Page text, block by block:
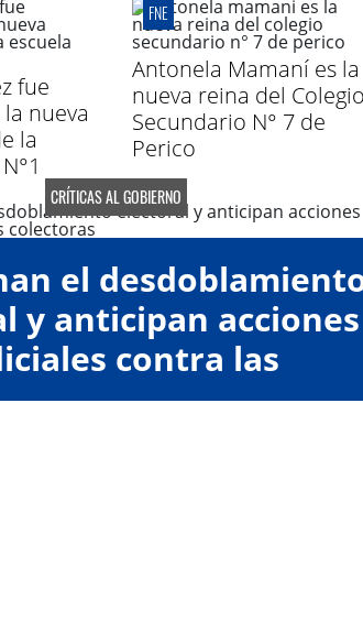
fue
nueva
la
FNE
Antonela Mamaní es la
nueva reina del Colegio
Secundario N° 7 de
Perico
CRÍTICAS AL GOBIERNO
el
y anticipan acciones
contra las
"colectoras"